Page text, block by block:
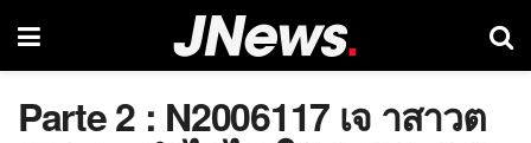
Parte 2 : N2006117 เจ าสาวต